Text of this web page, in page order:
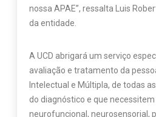
nossa APAE”, ressalta Luis
da entidade.
A UCD abrigará um serviço
avaliação e tratamento da
Intelectual e Múltipla, de todas
do diagnóstico e que
neurofuncional, neurosensorial,